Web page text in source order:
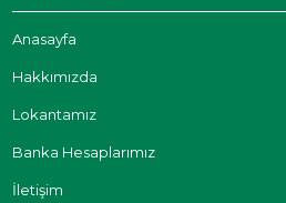
Anasayfa
Hakkımızda
Lokantamız
Banka Hesaplarımız
İletişim